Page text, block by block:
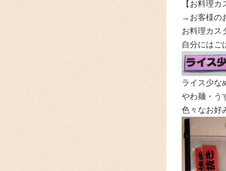
【お料理
→お客様の
お料理カス
自分にはご
ライス少な
やわ麺・う
色々なお好